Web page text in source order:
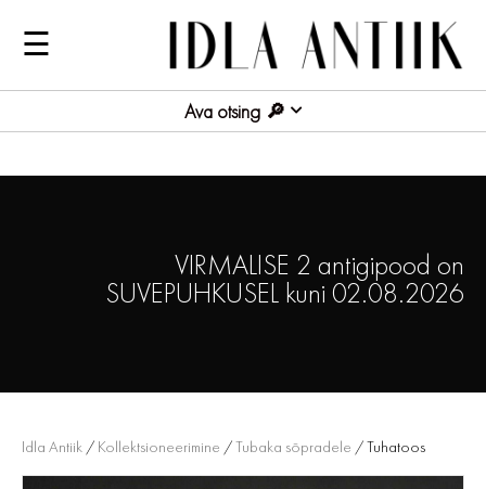
☰
Ava otsing
VIRMALISE 2 antigipood on
SUVEPUHKUSEL kuni 02.08.2026
Idla Antiik / Kollektsioneerimine /Tubaka sõpradele / Tuhatoos